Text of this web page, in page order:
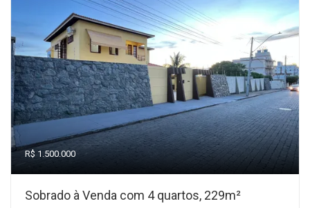
R$ 1.500.000
Sobrado à Venda com 4 quartos, 229m²